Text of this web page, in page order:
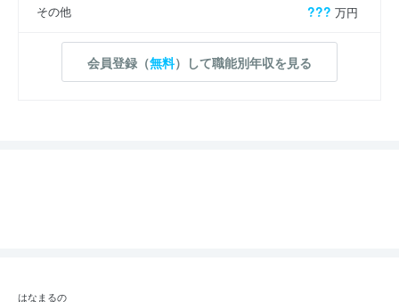
その他 ??? 万円
会員登録（無料）して職能別年収を見る
はなまるの